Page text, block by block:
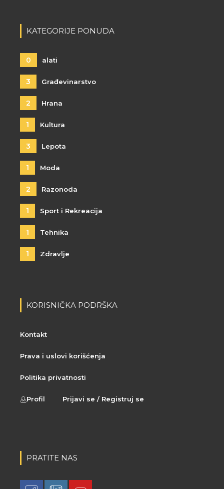
KATEGORIJE PONUDA
0 alati
3 Građevinarstvo
2 Hrana
1 Kultura
3 Lepota
1 Moda
2 Razonoda
1 Sport i Rekreacija
1 Tehnika
1 Zdravlje
KORISNIČKA PODRŠKA
Kontakt
Prava i uslovi korišćenja
Politika privatnosti
Profil Prijavi se / Registruj se
PRATITE NAS